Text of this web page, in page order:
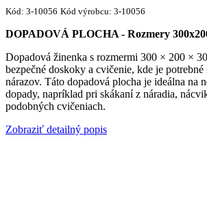
Kód: 3-10056 Kód výrobcu: 3-10056
DOPADOVÁ PLOCHA - Rozmery
Dopadová žinenka s rozmermi 300 × 200 ×
bezpečné doskoky a cvičenie, kde je
nárazov. Táto dopadová plocha je ideálna na
dopady, napríklad pri skákaní z náradia,
podobných cvičeniach.
Zobraziť detailný popis